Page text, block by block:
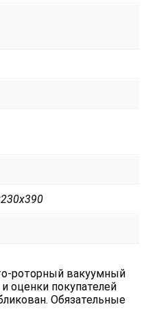
роторный вакуумный
оценки покупателей
Обязательные